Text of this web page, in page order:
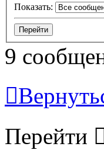
Показать:
9
Перейти